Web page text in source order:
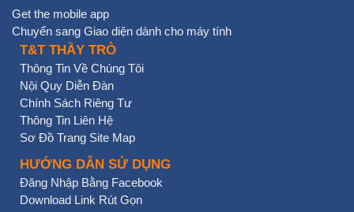
Get the mobile app
Chuyển sang Giao diện dành cho máy tính
T&T THẦY TRÒ
Thông Tin Về Chúng Tôi
Nội Quy Diễn Đàn
Chính Sách Riêng Tư
Thông Tin Liên Hệ
Sơ Đồ Trang Site Map
HƯỚNG DẪN SỬ DỤNG
Đăng Nhập Bằng Facebook
Download Link Rút Gọn